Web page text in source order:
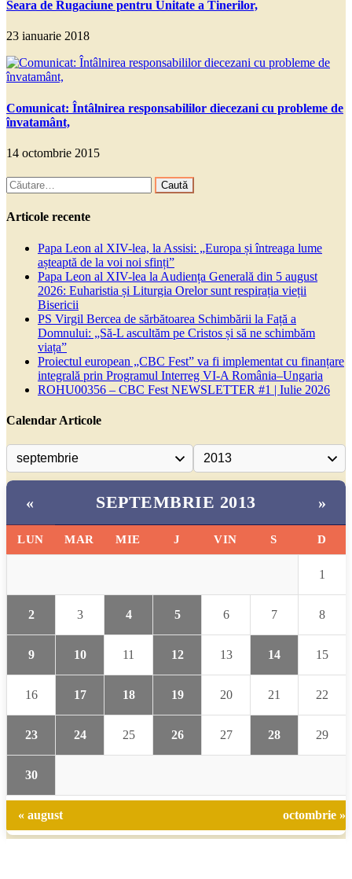
Seara de Rugaciune pentru Unitate a Tinerilor,
23 ianuarie 2018
Comunicat: Întâlnirea responsabililor diecezani cu probleme de
învatamânt,
14 octombrie 2015
Caută
după:
Articole recente
Papa Leon al XIV-lea, la Assisi: „Europa și întreaga lume
așteaptă de la voi noi sfinți”
Papa Leon al XIV-lea la Audiența Generală din 5 august
2026: Euharistia și Liturgia Orelor sunt respirația vieții
Bisericii
PS Virgil Bercea de sărbătoarea Schimbării la Față a
Domnului: „Să-L ascultăm pe Cristos și să ne schimbăm
viața”
Proiectul european „CBC Fest” va fi implementat cu finanțare
integrală prin Programul Interreg VI-A România–Ungaria
ROHU00356 – CBC Fest NEWSLETTER #1 | Iulie 2026
Calendar Articole
« SEPTEMBRIE 2013 »
LUN MAR MIE J VIN S D
1
2 3 4 5 6 7 8
9 10 11 12 13 14 15
16 17 18 19 20 21 22
23 24 25 26 27 28 29
30
« august octombrie »